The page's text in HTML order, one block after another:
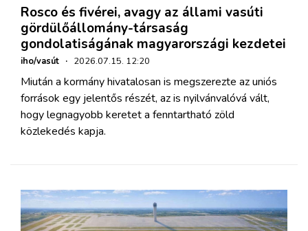
Rosco és fivérei, avagy az állami vasúti
gördülőállomány-társaság
gondolatiságának magyarországi kezdetei
iho/vasút · 2026.07.15. 12:20
Miután a kormány hivatalosan is megszerezte az uniós
források egy jelentős részét, az is nyilvánvalóvá vált,
hogy legnagyobb keretet a fenntartható zöld
közlekedés kapja.